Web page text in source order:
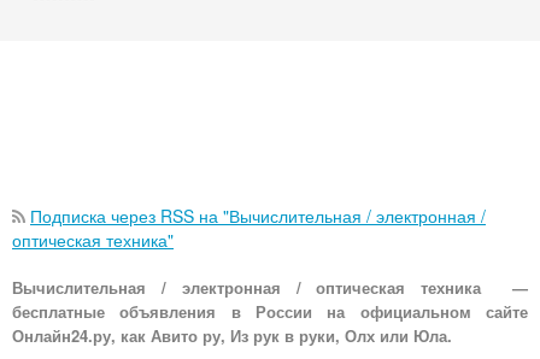
Подписка через RSS на "Вычислительная / электронная /
оптическая техника"
Вычислительная / электронная / оптическая техника —
бесплатные объявления в России на официальном сайте
Онлайн24.ру, как Авито ру, Из рук в руки, Олх или Юла.